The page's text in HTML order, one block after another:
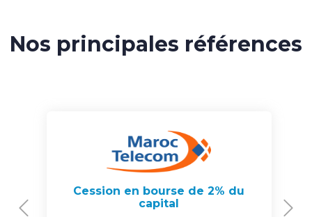
Nos principales références
Cession en bourse de 2% du
capital